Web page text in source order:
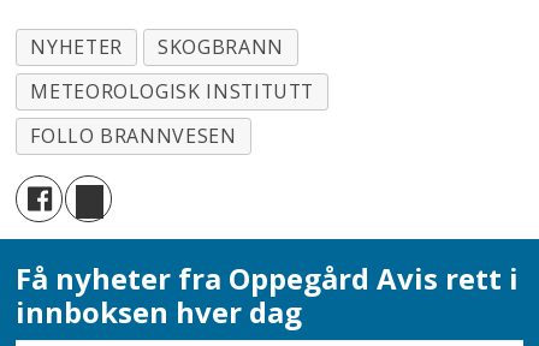
NYHETER
SKOGBRANN
METEOROLOGISK INSTITUTT
FOLLO BRANNVESEN
Få nyheter fra Oppegård Avis rett i
innboksen hver dag